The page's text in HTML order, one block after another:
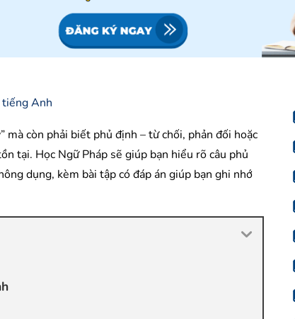
mà còn phải biết phủ định – từ chối, phản đối hoặc
tại. Học Ngữ Pháp sẽ giúp bạn hiểu rõ câu phủ
dụng, kèm bài tập có đáp án giúp bạn ghi nhớ